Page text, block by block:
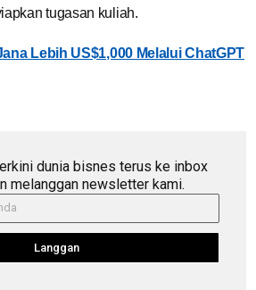
tugasan kuliah.
Lebih US$1,000 Melalui ChatGPT
dunia bisnes terus ke inbox
melanggan newsletter kami.
Langgan